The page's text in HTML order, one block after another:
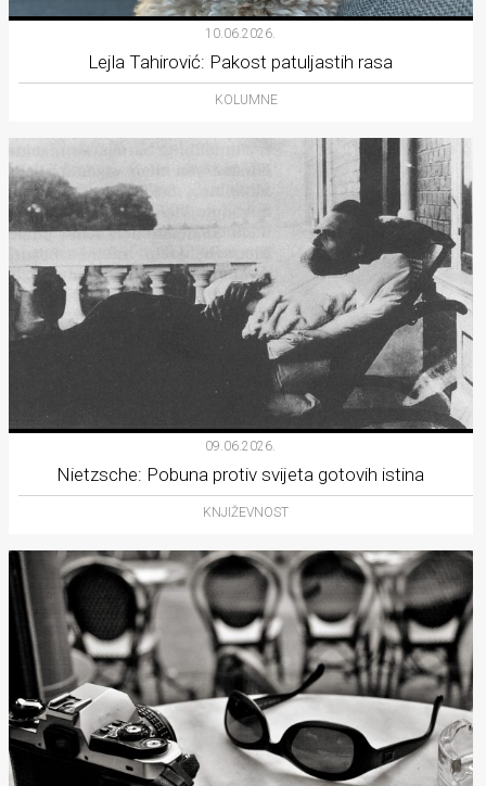
10.06.2026.
Lejla Tahirović: Pakost patuljastih rasa
KOLUMNE
09.06.2026.
Nietzsche: Pobuna protiv svijeta gotovih istina
KNJIŽEVNOST